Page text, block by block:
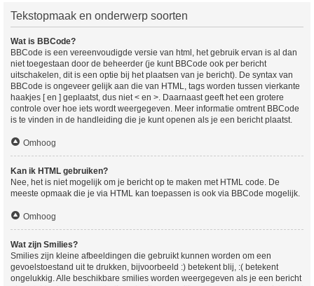
Tekstopmaak en onderwerp soorten
Wat is BBCode?
BBCode is een vereenvoudigde versie van html, het gebruik ervan is al dan
niet toegestaan door de beheerder (je kunt BBCode ook per bericht
uitschakelen, dit is een optie bij het plaatsen van je bericht). De syntax van
BBCode is ongeveer gelijk aan die van HTML, tags worden tussen vierkante
haakjes [ en ] geplaatst, dus niet < en >. Daarnaast geeft het een grotere
controle over hoe iets wordt weergegeven. Meer informatie omtrent BBCode
is te vinden in de handleiding die je kunt openen als je een bericht plaatst.
Omhoog
Kan ik HTML gebruiken?
Nee, het is niet mogelijk om je bericht op te maken met HTML code. De
meeste opmaak die je via HTML kan toepassen is ook via BBCode mogelijk.
Omhoog
Wat zijn Smilies?
Smilies zijn kleine afbeeldingen die gebruikt kunnen worden om een
gevoelstoestand uit te drukken, bijvoorbeeld :) betekent blij, :( betekent
ongelukkig. Alle beschikbare smilies worden weergegeven als je een bericht